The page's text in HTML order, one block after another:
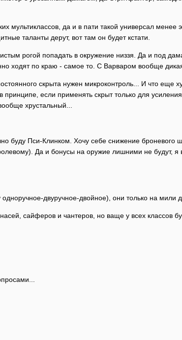
мультиклассов, да и в пати такой универсал
таланты дерут, вот там он будет кстати.
рогой попадать в окружение низзя. Да и под
ходят по краю - самое то. С Варваром вообще
скрыта нужен микроконтроль... И что еще
принципе, если применять скрыт только для
хрустальный...
буду Пси-Клинком. Хочу себе снижение броневого
Да и бонусы на оружие лишними не будут, я
двуручное-двойное), они только на мили
сайферов и чантеров, но ваще у всех классов